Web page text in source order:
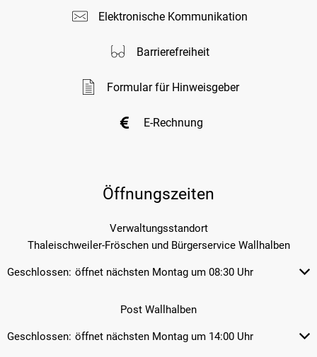
Elektronische Kommunikation
Barrierefreiheit
Formular für Hinweisgeber
E-Rechnung
Öffnungszeiten
Verwaltungsstandort
Thaleischweiler-Fröschen und Bürgerservice Wallhalben
Klicken, um weitere Öffnungs-
Geschlossen: öffnet nächsten Montag um 08:30 Uhr
Post Wallhalben
Klicken, um weitere Öffnungs-
Geschlossen: öffnet nächsten Montag um 14:00 Uhr